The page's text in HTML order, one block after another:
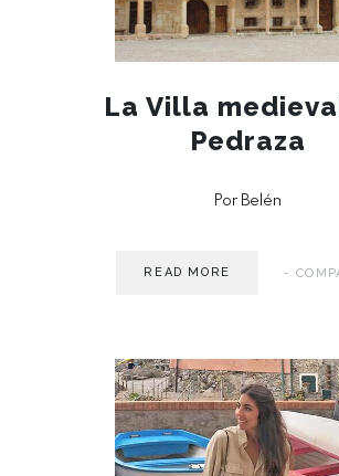
La Villa
Pedraza
Por Belén
READ MORE